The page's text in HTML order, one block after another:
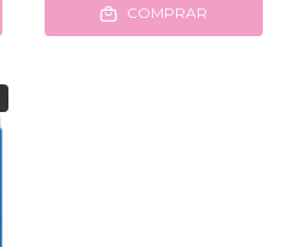
COMPRAR